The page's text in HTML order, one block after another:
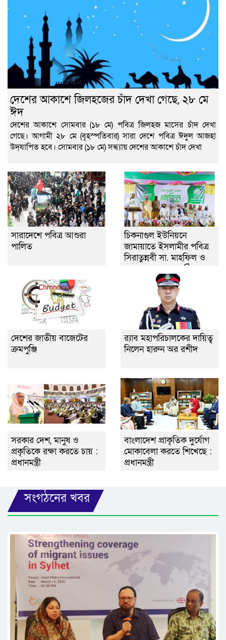
দেশের আকাশে জিলহজের চাঁদ দেখা গেছে, ২৮ মে
ঈদ
দেশের আকাশে সোমবার (১৮ মে) পবিত্র জিলহজ মাসের চাঁদ দেখা
গেছে। আগামী ২৮ মে (বৃহস্পতিবার) সারা দেশে পবিত্র ঈদুল আজহা
উদ্‌যাপিত হবে। সোমবার (১৮ মে) সন্ধ্যায় দেশের আকাশে চাঁদ দেখা
সারাদেশে পবিত্র আশুরা
পালিত
চিকনাগুল ইউনিয়নে
জামায়াতে ইসলামীর পবিত্র
সিরাতুন্নবী সা. মাহফিল ও
আলোচনা সভা অনুষ্ঠিত
দেশের জাতীয় বাজেটের
ক্রমপুঞ্জি
র‌্যাব মহাপরিচালকের দায়িত্ব
নিলেন হারুন অর রশীদ
সরকার দেশ, মানুষ ও
প্রকৃতিকে রক্ষা করতে চায় :
প্রধানমন্ত্রী
বাংলাদেশ প্রাকৃতিক দুর্যোগ
মোকাবেলা করতে শিখেছে :
প্রধানমন্ত্রী
সংগঠনের খবর